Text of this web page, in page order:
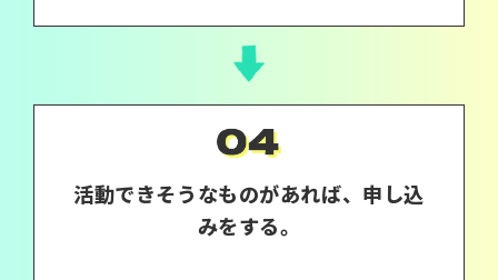
活動できそうなものがあれば、申し込
みをする。